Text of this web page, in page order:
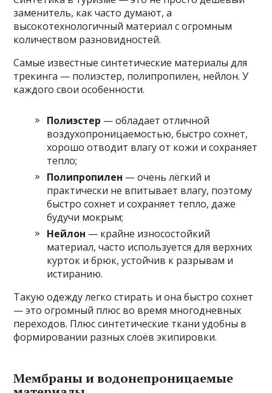
заменитель, как часто думают, а
высокотехнологичный материал с огромным
количеством разновидностей.
Самые известные синтетические материалы для
трекинга — полиэстер, полипропилен, нейлон. У
каждого свои особенности.
Полиэстер — обладает отличной
воздухопроницаемостью, быстро сохнет,
хорошо отводит влагу от кожи и сохраняет
тепло;
Полипропилен — очень лёгкий и
практически не впитывает влагу, поэтому
быстро сохнет и сохраняет тепло, даже
будучи мокрым;
Нейлон — крайне износостойкий
материал, часто используется для верхних
курток и брюк, устойчив к разрывам и
истиранию.
Такую одежду легко стирать и она быстро сохнет
— это огромный плюс во время многодневных
переходов. Плюс синтетические ткани удобны в
формировании разных слоёв экипировки.
Мембраны и водонепроницаемые